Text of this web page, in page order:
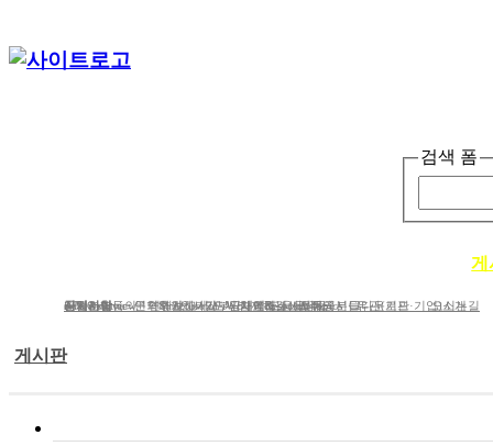
검색 폼
단체소개 연혁 인사말 함께하는 사람들 CI다운로드 오시는길
사업분야
게
공지사항 문의하기 기부금내역&결산서류공시
e-Newsletter 연간보고서/도서/자료집 갤러리 유관(기관·기업)소개
iWc Overview Structure of iWc Research topics
회원가입동의 후원하기 단체에 도움을 주신 분들
게시판